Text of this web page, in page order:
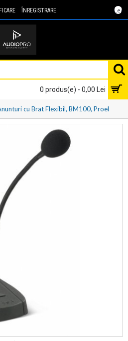
Lei
ÎNREGISTRARE
0 produs(e) - 0,00 Lei
cu Brat Flexibil, BM100, Proel